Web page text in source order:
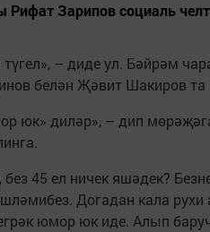
Зарипов социаль
түгел», – диде ул. Бәйрәм
белән Җәвит Шакиров та
юк» диләр», – дип
45 ел ничек яшәдек?
Догадан кала
юмор юк иде. Алып